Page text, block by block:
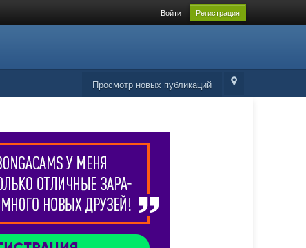
Войти Регистрация
Просмотр новых публикаций